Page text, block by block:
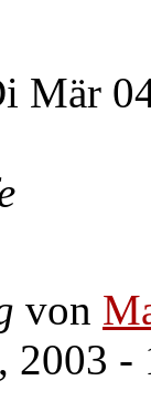
Mär
von
2003 -